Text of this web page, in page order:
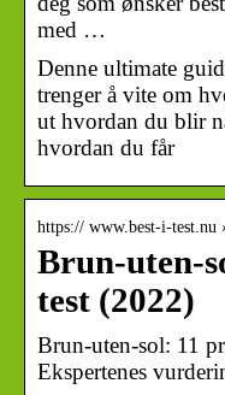
med …
Denne ultimate
trenger å vite om
ut hvordan du blir
hvordan du får
https:// www.best-i-test.nu
Brun-uten-
test (2022)
Brun-uten-sol: 11
Ekspertenes